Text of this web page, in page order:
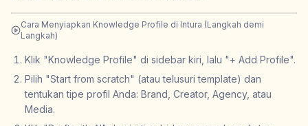
Cara Menyiapkan Knowledge Profile di Intura (Langkah demi
Langkah)
Klik "Knowledge Profile" di sidebar kiri, lalu "+ Add Profile".
Pilih "Start from scratch" (atau telusuri template) dan
tentukan tipe profil Anda: Brand, Creator, Agency, atau
Media.